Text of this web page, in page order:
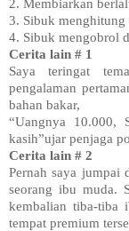
2. Membiarkan
3. Sibuk menghitung
4. Sibuk mengobrol
Cerita lain # 1
Saya teringat
pengalaman
bahan bakar,
“Uangnya 10.000,
kasih”ujar penjaga
Cerita lain # 2
Pernah saya jumpai
seorang ibu muda.
kembalian tiba-tiba
tempat premium